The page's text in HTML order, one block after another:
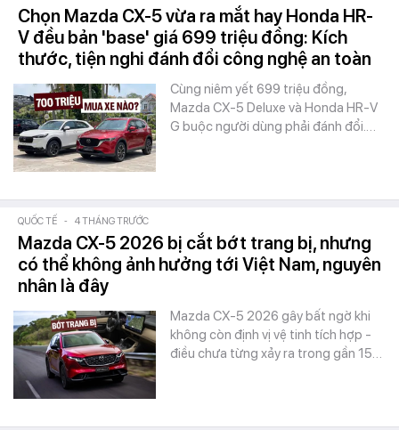
Chọn Mazda CX-5 vừa ra mắt hay Honda HR-
V đều bản 'base' giá 699 triệu đồng: Kích
thước, tiện nghi đánh đổi công nghệ an toàn
Cùng niêm yết 699 triệu đồng,
Mazda CX-5 Deluxe và Honda HR-V
G buộc người dùng phải đánh đổi.…
QUỐC TẾ - 4 THÁNG TRƯỚC
Mazda CX-5 2026 bị cắt bớt trang bị, nhưng
có thể không ảnh hưởng tới Việt Nam, nguyên
nhân là đây
Mazda CX-5 2026 gây bất ngờ khi
không còn định vị vệ tinh tích hợp -
điều chưa từng xảy ra trong gần 15…